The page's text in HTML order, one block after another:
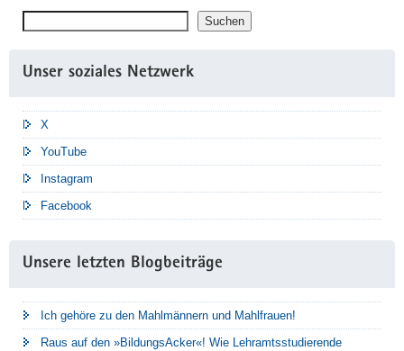
Suchen Suchen
Unser soziales Netzwerk
X
YouTube
Instagram
Facebook
Unsere letzten Blogbeiträge
Ich gehöre zu den Mahlmännern und Mahlfrauen!
Raus auf den »BildungsAcker«! Wie Lehramtsstudierende